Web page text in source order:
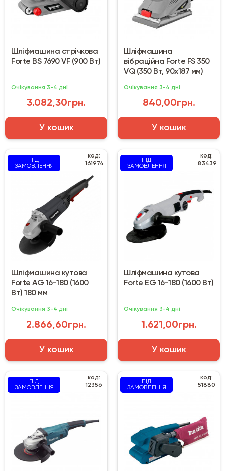
Шліфмашина стрічкова
Forte BS 7690 VF (900 Вт)
Очікування 3-4 дні
3.082,30грн.
У кошик
Шліфмашина
вібраційна Forte FS 350
VQ (350 Вт, 90х187 мм)
Очікування 3-4 дні
840,00грн.
У кошик
ПІД
ЗАМОВЛЕННЯ
код:
161974
Шліфмашина кутова
Forte AG 16-180 (1600
Вт) 180 мм
Очікування 3-4 дні
2.866,60грн.
У кошик
ПІД
ЗАМОВЛЕННЯ
код:
83439
Шліфмашина кутова
Forte EG 16-180 (1600 Вт)
Очікування 3-4 дні
1.621,00грн.
У кошик
ПІД
ЗАМОВЛЕННЯ
код:
12356
ПІД
ЗАМОВЛЕННЯ
код:
51880